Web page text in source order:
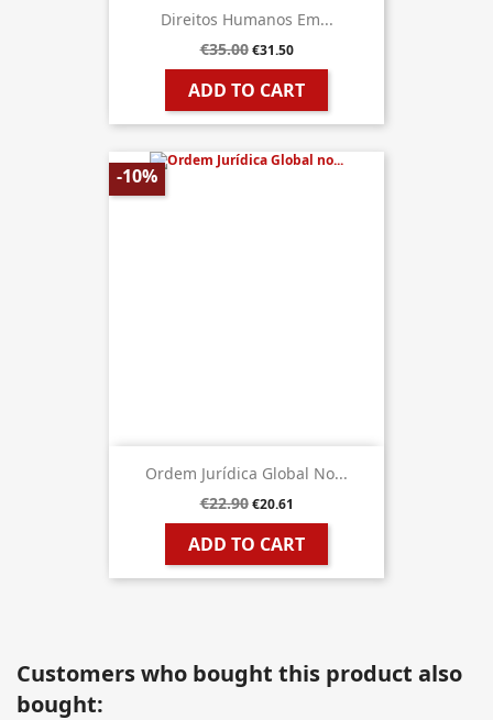
Direitos Humanos Em...
€35.00 €31.50
ADD TO CART
Ordem Jurídica Global No...
€22.90 €20.61
ADD TO CART
-10%
Customers who bought this product also
bought: